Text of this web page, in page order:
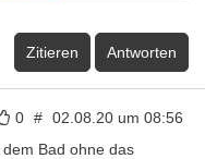
Zitieren Antworten
0 # 02.08.20 um 08:56
Bad ohne das